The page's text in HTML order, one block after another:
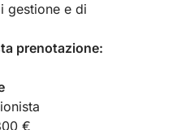
gestione e di
prenotazione:
€